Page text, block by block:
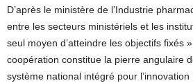
D’après le ministère de l’Industrie
entre les secteurs ministériels et les
seul moyen d’atteindre les objectifs fixés
coopération constitue la pierre angulaire
système national intégré pour